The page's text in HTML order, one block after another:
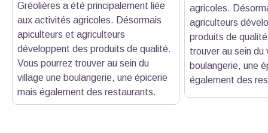
Gréolières a été principalement liée
aux activités agricoles. Désormais
apiculteurs et agriculteurs
développent des produits de qualité.
Vous pourrez trouver au sein du
village une boulangerie, une épicerie
mais également des restaurants.
agricoles.
agriculteurs
produits de
trouver au sein du
boulangerie, une
également des